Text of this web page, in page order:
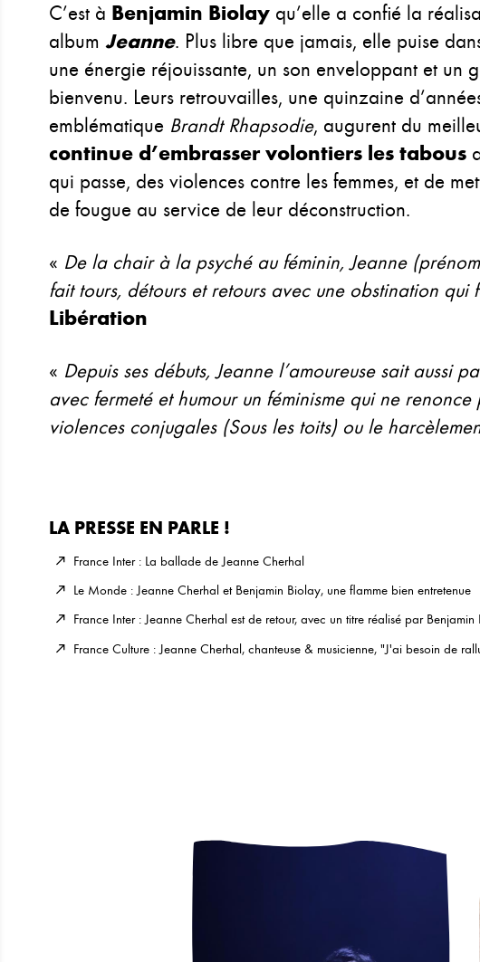
C’est à Benjamin Biolayqu’elle a confié la
album Jeanne. Plus libre que jamais, elle puise
une énergie réjouissante, un son enveloppant et un
bienvenu. Leurs retrouvailles, une quinzaine
emblématique Brandt Rhapsodie, augurent du
continue d’embrasser volontiers les tabous
qui passe, des violences contre les femmes, et de
de fougue au service de leur déconstruction.
« De la chair à la psyché au féminin, Jeanne
fait tours, détours et retours avec une obstination qui
Libération
« Depuis ses débuts, Jeanne l’amoureuse sait aussi
avec fermeté et humour un féminisme qui ne
violences conjugales (Sous les toits) ou le
LA PRESSE EN PARLE !
France Inter : La ballade de Jeanne Cherhal
Le Monde : Jeanne Cherhal et Benjamin Biolay, une flamme bien entretenue
France Inter : Jeanne Cherhal est de retour, avec un titre réalisé par Benjamin
France Culture : Jeanne Cherhal, chanteuse & musicienne, "J'ai besoin de